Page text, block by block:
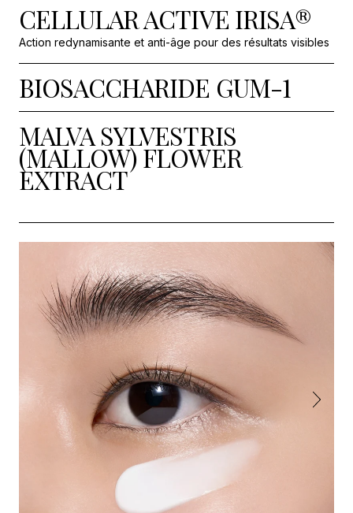
CELLULAR ACTIVE IRISA®
Action redynamisante et anti-âge pour des résultats visibles
BIOSACCHARIDE GUM-1
MALVA SYLVESTRIS
(MALLOW) FLOWER
EXTRACT